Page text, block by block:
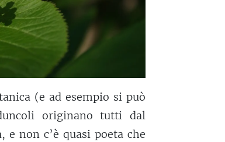
(e ad esempio si può
originano tutti dal
e non c’è quasi poeta che